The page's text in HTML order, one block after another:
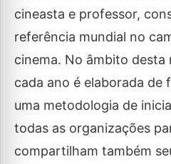
cineasta e professor,
referência mundial no
cinema. No âmbito desta
cada ano é elaborada de
uma metodologia de
todas as organizações
compartilham também